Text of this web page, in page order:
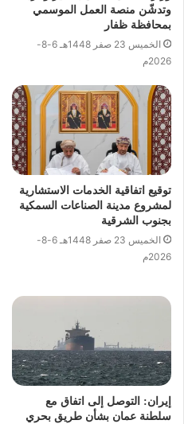
وتدشّن منصة العمل الموسمي
بمحافظة ظفار
الخميس 23 صفر 1448هـ 6-8-
2026م
توقيع اتفاقية الخدمات الاستشارية
لمشروع مدينة الصناعات السمكية
بجنوب الشرقية
الخميس 23 صفر 1448هـ 6-8-
2026م
إيران: التوصل إلى اتفاق مع
سلطنة عمان بشأن طريق بحري